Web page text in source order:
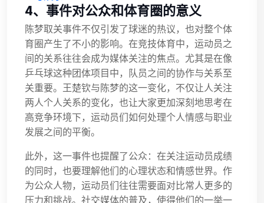
4、事件对公众和体育圈的意义
陈梦取关事件不仅引发了球迷的热议，也对整个体
育圈产生了不小的影响。在竞技体育中，运动员之
间的关系往往会成为媒体关注的焦点。尤其是在像
乒乓球这种团体项目中，队员之间的协作与关系至
关重要。王楚钦与陈梦的这一变化，不仅让人关注
两人个人关系的变化，也让大家更加深刻地思考在
高竞争环境下，运动员们如何处理个人情感与职业
发展之间的平衡。
此外，这一事件也提醒了公众：在关注运动员成绩
的同时，也要理解他们的心理状态和情感世界。作
为公众人物，运动员们往往需要面对比常人更多的
压力和挑战。社交媒体的普及，使得他们的一举一